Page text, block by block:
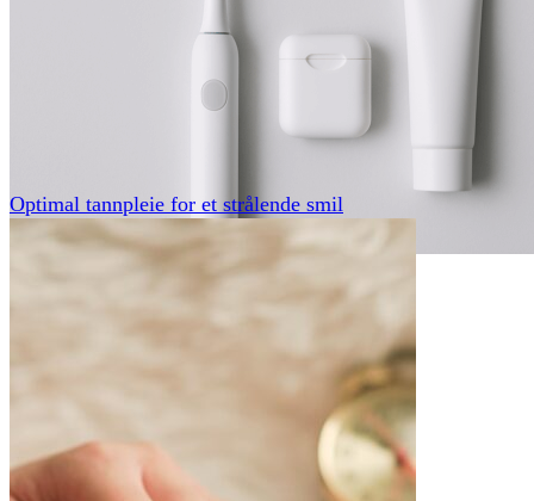
Optimal tannpleie for et strålende smil